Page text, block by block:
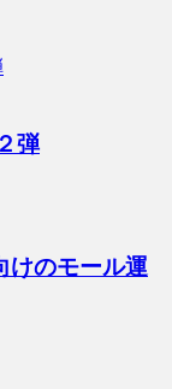
弾
けのモール運